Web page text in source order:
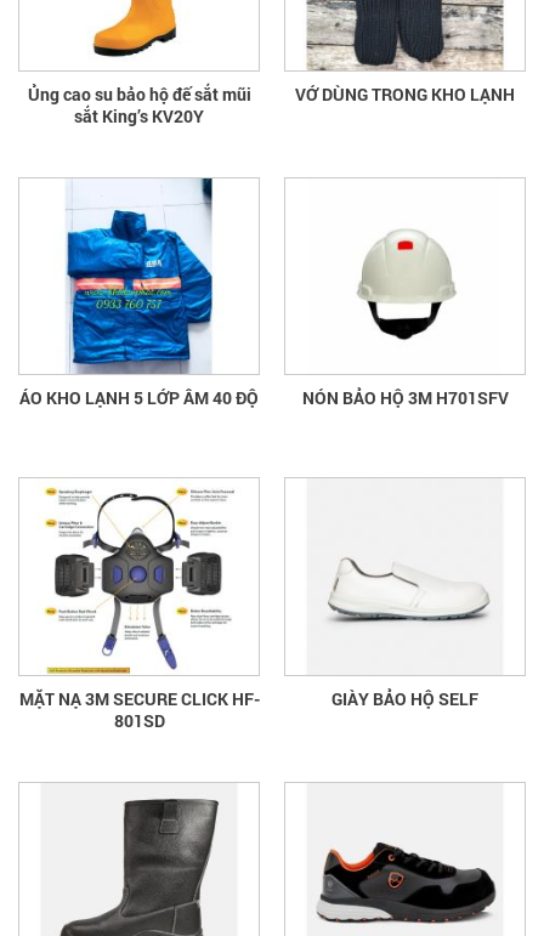
Ủng cao su bảo hộ đế sắt mũi
sắt King’s KV20Y
VỚ DÙNG TRONG KHO LẠNH
ÁO KHO LẠNH 5 LỚP ÂM 40 ĐỘ NÓN BẢO HỘ 3M H701SFV
MẶT NẠ 3M SECURE CLICK HF-
801SD
GIÀY BẢO HỘ SELF